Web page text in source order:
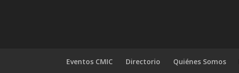
Eventos CMIC Directorio Quiénes Somos